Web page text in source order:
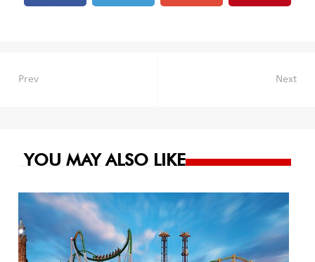
Navegación
Prev Next
YOU MAY ALSO LIKE